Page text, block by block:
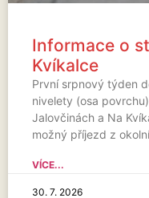
Informace o
Kvíkalce
První srpnový týden
nivelety (osa
Jalovčinách a Na
možný příjezd z
VÍCE...
30. 7. 2026